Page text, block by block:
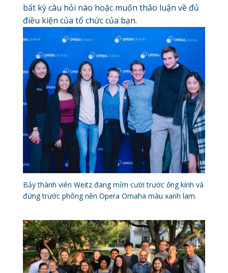
bất kỳ câu hỏi nào hoặc muốn thảo luận về đủ
điều kiện của tổ chức của bạn.
Bảy thành viên Weitz đang mỉm cười trước ống kính và
đứng trước phông nền Opera Omaha màu xanh lam.